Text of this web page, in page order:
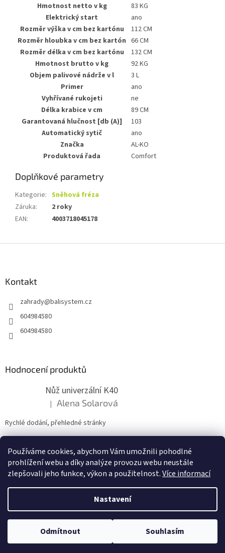
Používáme cookies, abychom Vám umožnili pohodlné
prohlížení webu a díky analýze provozu webu neustále
zlepšovali jeho funkce, výkon a použitelnost.Více informací
Nastavení
Odmítnout Souhlasím
Hmotnost netto v kg
83 KG
Elektrický start
ano
Rozměr výška v cm bez kartónu
112 CM
Rozměr hloubka v cm bez kartón 66 CM
Rozměr délka v cm bez kartónu
132 CM
Hmotnost brutto v kg
92 KG
Objem palivové nádrže v l
3 L
Primer
ano
Vyhřívané rukojeti
ne
Délka krabice v cm
89 CM
Garantovaná hlučnost [db (A)]
103
Automatický sytič
ano
Značka
AL-KO
Produktová řada
Comfort
Doplňkové parametry
Kategorie: Sněhová fréza
Záruka:
2 roky
EAN: 4003718045178
Kontakt
zahrady@balisystem.cz
604984580
604984580
Hodnocení produktů
Nůž univerzální K40
Hodnocení produktu je 5 z 5 hvězdiček.
| Alena Solarová
Rychlé dodání, přehledné stránky
ZDE NÁM MŮŽETE VLOŽIT HODNOCENÍ
Vytvořil Shoptet
Copyright 2026zahradymorava.cz . Všechna práva vyhrazena.